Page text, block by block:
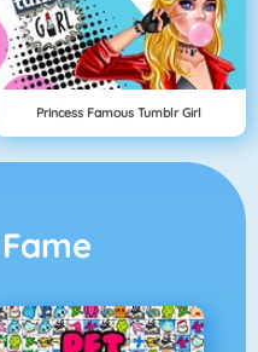
Princess Famous Tumblr Girl
Fame